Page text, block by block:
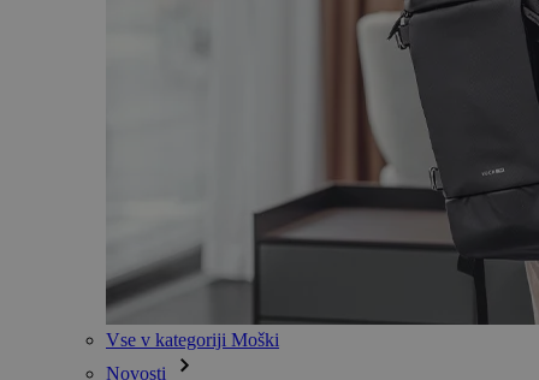
Vse v kategoriji Moški
Novosti